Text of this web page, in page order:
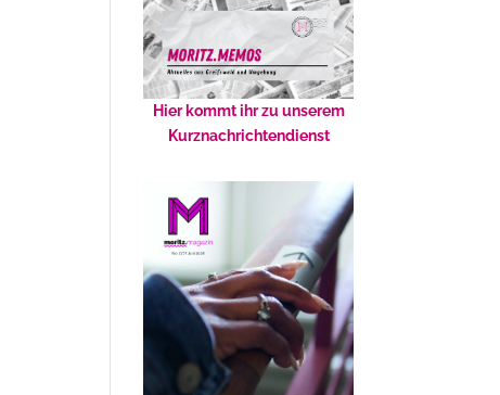
Hier kommt ihr zu unserem
Kurznachrichtendienst